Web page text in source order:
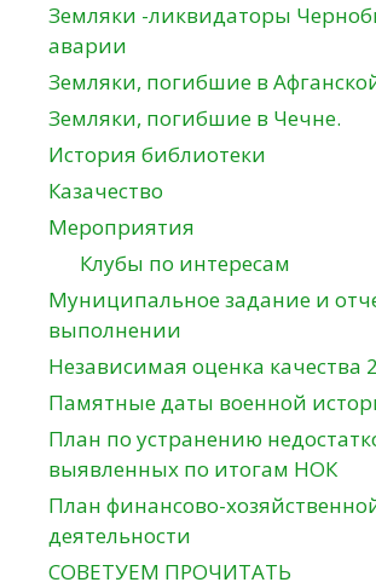
Земляки -ликвидаторы
аварии
Земляки, погибшие в
Земляки, погибшие в Чечне.
История библиотеки
Казачество
Мероприятия
Клубы по интересам
Муниципальное задание и
выполнении
Независимая оценка качества
Памятные даты военной
План по устранению
выявленных по итогам НОК
План финансово-
деятельности
СОВЕТУЕМ ПРОЧИТАТЬ